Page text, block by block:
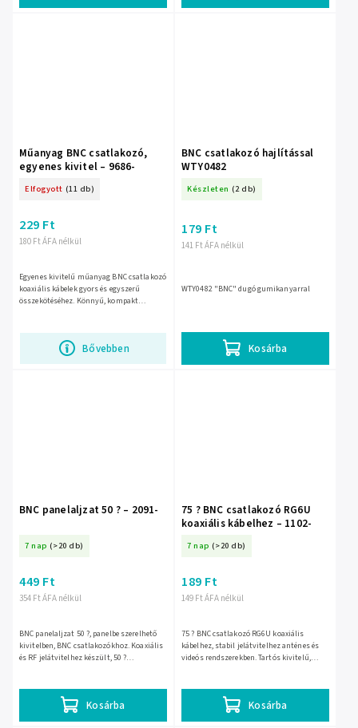
Műanyag BNC csatlakozó,
egyenes kivitel – 9686-
Elfogyott (11 db)
180 Ft ÁFA nélkül
229 Ft
Bővebben
Egyenes kivitelű műanyag BNC csatlakozó
koaxiális kábelek gyors és egyszerű
összekötéséhez. Könnyű, kompakt
BNC csatlakozó hajlítással
WTY0482
Készleten (2 db)
141 Ft ÁFA nélkül
179 Ft
Kosárba
WTY0482 "BNC" dugó gumikanyarral
BNC panelaljzat 50 ? – 2091-
7 nap (>20 db)
354 Ft ÁFA nélkül
449 Ft
Kosárba
BNC panelaljzat 50 ?, panelbe szerelhető
kivitelben, BNC csatlakozókhoz. Koaxiális
és RF jelátvitelhez készült, 50 ?
75 ? BNC csatlakozó RG6U
koaxiális kábelhez – 1102-
7 nap (>20 db)
149 Ft ÁFA nélkül
189 Ft
Kosárba
75 ? BNC csatlakozó RG6U koaxiális
kábelhez, stabil jelátvitelhez anténes és
videós rendszerekben. Tartós kivitelű,